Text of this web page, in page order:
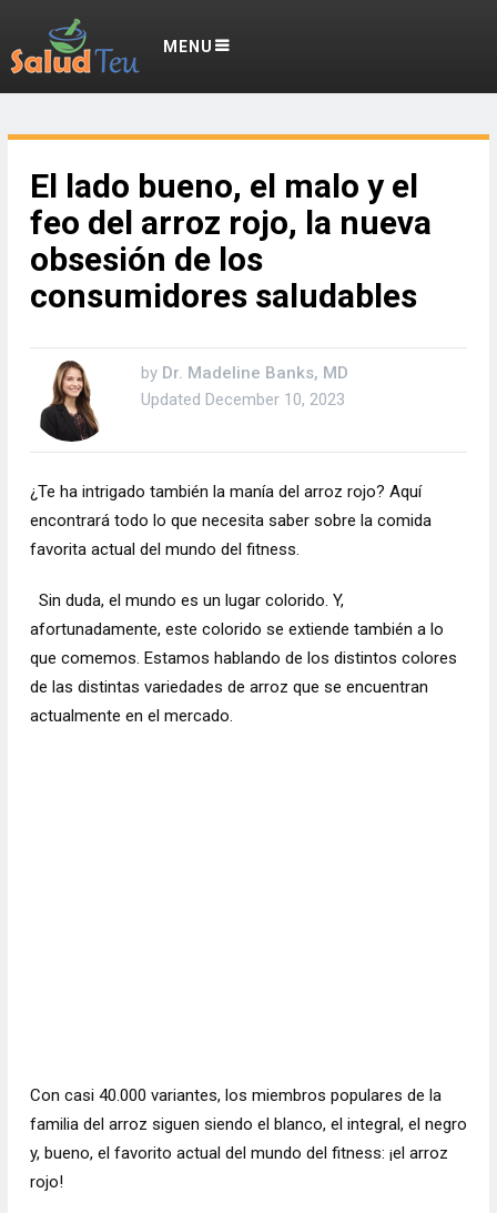
MENU
El lado bueno, el malo y el
feo del arroz rojo, la nueva
obsesión de los
consumidores saludables
by Dr. Madeline Banks, MD
Updated December 10, 2023
¿Te ha intrigado también la manía del arroz rojo? Aquí
encontrará todo lo que necesita saber sobre la comida
favorita actual del mundo del fitness.
Sin duda, el mundo es un lugar colorido. Y,
afortunadamente, este colorido se extiende también a lo
que comemos. Estamos hablando de los distintos colores
de las distintas variedades de arroz que se encuentran
actualmente en el mercado.
Con casi 40.000 variantes, los miembros populares de la
familia del arroz siguen siendo el blanco, el integral, el negro
y, bueno, el favorito actual del mundo del fitness: ¡el arroz
rojo!